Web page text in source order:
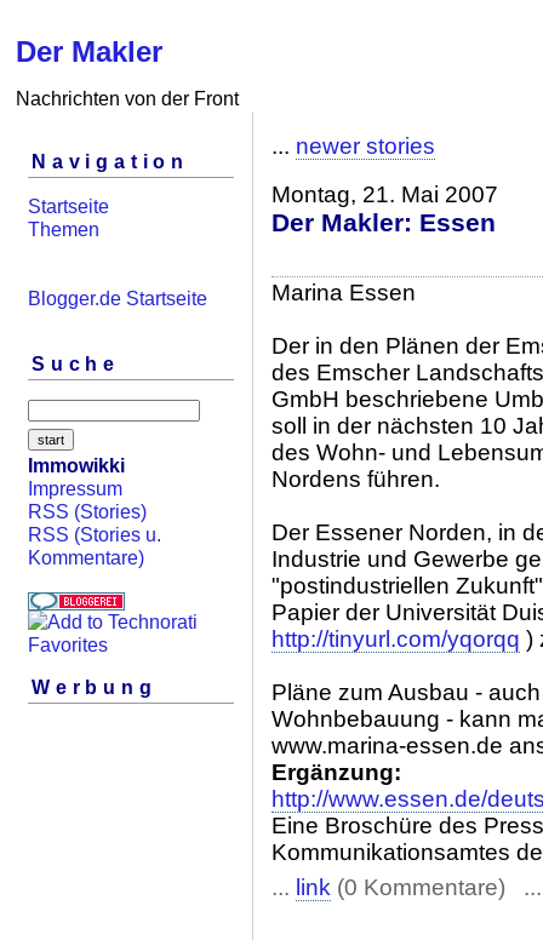
Der Makler
Nachrichten von der Front
Navigation
Startseite
Themen
Blogger.de Startseite
Suche
Immowikki
Impressum
RSS (Stories)
RSS (Stories u.
Kommentare)
Werbung
... newer stories
Montag, 21. Mai 2007
Der Makler: Essen
Marina Essen
Der in den Plänen der
des Emscher
GmbH beschriebene
soll in der nächsten 10
des Wohn- und
Nordens führen.
Der Essener Norden, in
Industrie und Gewerbe
"postindustriellen
Papier der Universität
http://tinyurl.com/yqorqq )
Pläne zum Ausbau -
Wohnbebauung - kann
www.marina-essen.de
Ergänzung:
http://www.essen.de/
Eine Broschüre des
Kommunikationsamtes
... link (0 Kommentare)